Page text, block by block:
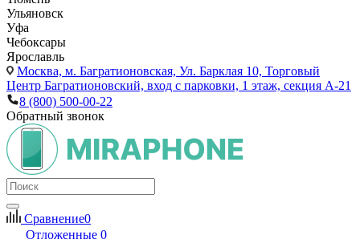
Ульяновск
Уфа
Чебоксары
Ярославль
Москва, м. Багратионовская, Ул. Барклая 10, Торговый
Центр Багратионовский, вход с парковки, 1 этаж, секция А-21
8 (800) 500-00-22
Обратный звонок
Сравнение0
Отложенные 0